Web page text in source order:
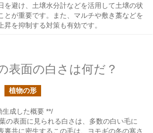
を避け、土壌水分計などを活用して土壌の状
とが重要です。また、マルチや敷き藁などを
昇を抑制する対策も有効です。
表面の白さは何だ？
植物の形
生成した概要 **/
の表面に見られる白さは、多数の白い毛に
裏共に密生するこの毛は、ヨモギの冬の寒さ